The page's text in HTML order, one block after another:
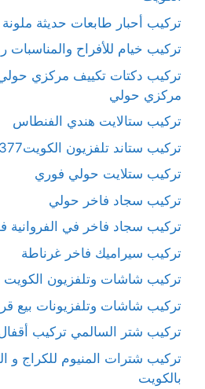
تركيب أحبار طابعات حديثة
تركيب خيام للأفراح
تركيب دكتات تكييف مركزي
مركزي حولي
تركيب ستالايت هندي الفنطاس
تركيب ستاند تلفزيون الكويت50355377
تركيب ستلايت حولي فوري
تركيب سجاد فاخر حولي
تركيب سجاد فاخر في الفروانية
تركيب سيراميك فاخر غرناطة
تركيب شاشات وتلفزيون
تركيب شاشات وتلفزيونات بيع
تركيب شتر السالمي تركيب
تركيب شترات المنيوم للكراج و
بالكويت